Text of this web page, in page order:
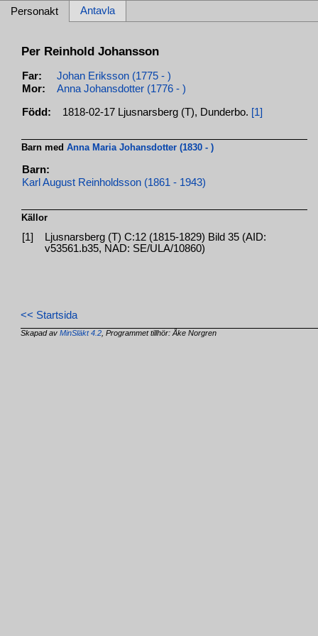
Personakt Antavla
Per Reinhold Johansson
Far:
Johan Eriksson (1775 - )
Mor:
Anna Johansdotter (1776 - )
Född: 1818-02-17 Ljusnarsberg (T), Dunderbo. [1]
Barn medAnna Maria Johansdotter (1830 - )
Barn:
Karl August Reinholdsson (1861 - 1943)
Källor
[1]
Ljusnarsberg (T) C:12 (1815-1829) Bild 35 (AID:
v53561.b35, NAD: SE/ULA/10860)
<< Startsida
Skapad avMinSläkt 4.2 , Programmet tillhör: Åke Norgren